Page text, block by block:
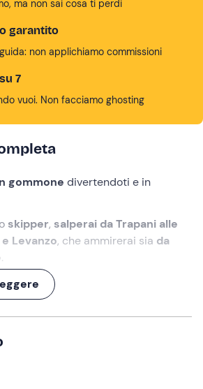
muoverci tra le onde e siamo
vissuta in armonia, e con le
regalerà a chiunque un ricordo
ma non sai cosa ti perdi
garantito
non applichiamo commissioni
7
vuoi. Non facciamo ghosting
gommone divertendoti e in
skipper, salperai da Trapani alle
Levanzo, che ammirerai sia da
.
dei deliziosi sapori della
giornata all'insegna della
luogo presso il punto di ritrovo a